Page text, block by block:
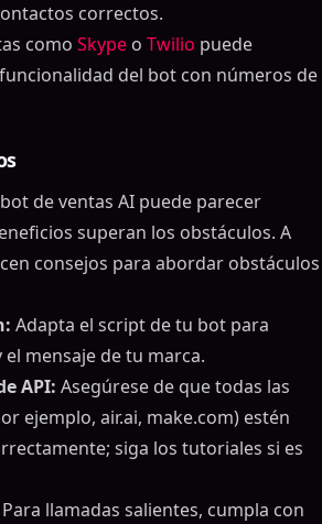
correctos.
como Skype o Twilio puede
del bot con números de
de ventas AI puede parecer
superan los obstáculos. A
consejos para abordar obstáculos
Adapta el script de tu bot para
mensaje de tu marca.
API: Asegúrese de que todas las
ejemplo, air.ai, make.com) estén
siga los tutoriales si es
Para llamadas salientes, cumpla con